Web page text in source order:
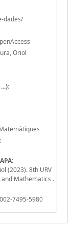
dades/
Oriol
(2023). 8th URV
Mathematics .
7495-5980